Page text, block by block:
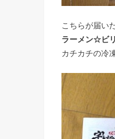
こちらが届い
ラーメン☆ビ
カチカチの冷